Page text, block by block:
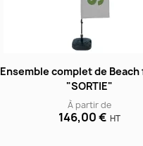
Ensemble complet de Beach
"SORTIE"
À partir de
146,00 € HT